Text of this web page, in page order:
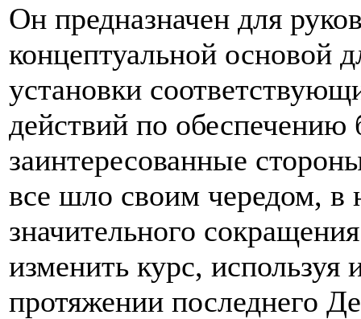
Он предназначен для
концептуальной основой
установки
действий по обеспечению
заинтересованные
все шло своим чередом, в
значительного
изменить курс,
протяжении последнего